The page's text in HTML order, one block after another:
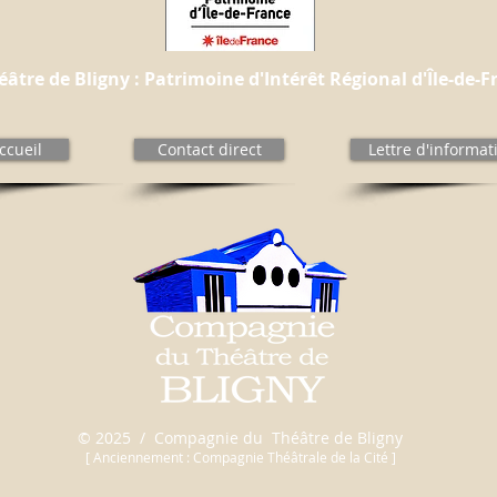
de Bligny : Patrimoine d'Intérêt Régional d'Île-de-
Contact direct Lettre
© 2025 / Compagnie du Théâtre de Bligny
[ Anciennement : Compagnie Théâtrale de la Cité ]